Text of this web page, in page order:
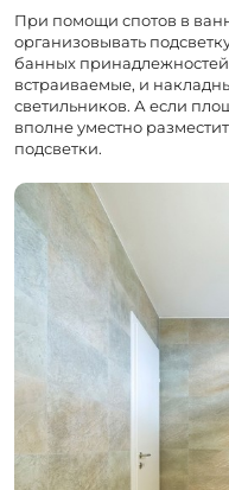
При помощи спотов в
организовывать
банных
встраиваемые, и
светильников. А если
вполне уместно
подсветки.